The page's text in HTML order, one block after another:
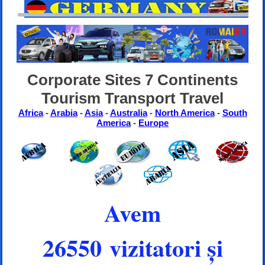
Corporate Sites 7 Continents
Tourism Transport Travel
Africa-Arabia-Asia-Australia- North America- South
America- Europe
Avem
26550 vizitatori și